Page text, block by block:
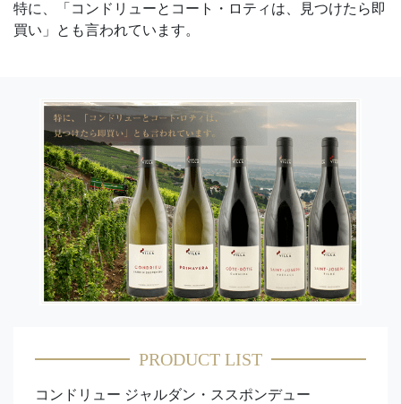
特に、「コンドリューとコート・ロティは、見つけたら即
買い」とも言われています。
PRODUCT LIST
コンドリュー ジャルダン・ススポンデュー